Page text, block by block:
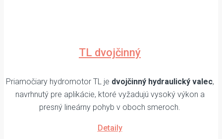
TL dvojčinný
Priamočiary hydromotor TL je dvojčinný hydraulický valec,
navrhnutý pre aplikácie, ktoré vyžadujú vysoký výkon a
presný lineárny pohyb v oboch smeroch.
Detaily